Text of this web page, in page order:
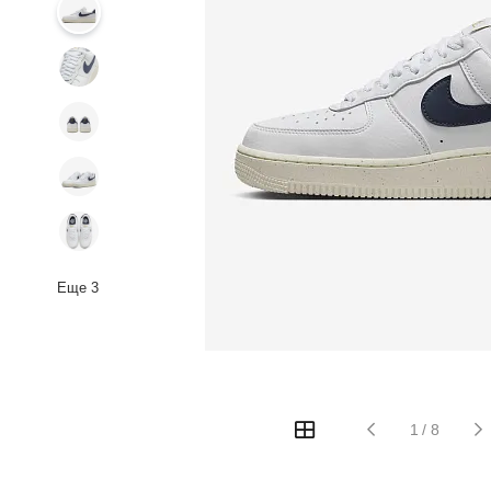
Еще 3
1 / 8